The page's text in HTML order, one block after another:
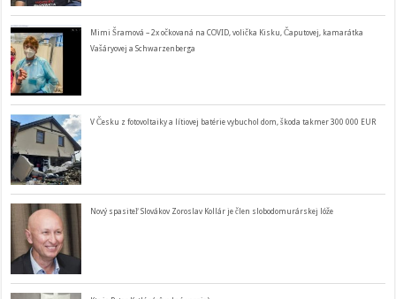
Mimi Šramová – 2x očkovaná na COVID, volička Kisku, Čaputovej, kamarátka
Vašáryovej a Schwarzenberga
V Česku z fotovoltaiky a lítiovej batérie vybuchol dom, škoda takmer 300 000 EUR
Nový spasiteľ Slovákov Zoroslav Kollár je člen slobodomurárskej lóže